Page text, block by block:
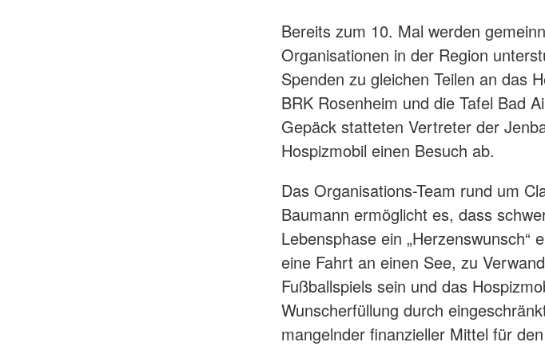
Bereits zum 10. Mal werden
Organisationen in der Region
Spenden zu gleichen Teilen an das
BRK Rosenheim und die Tafel Bad
Gepäck statteten Vertreter der
Hospizmobil einen Besuch ab.
Das Organisations-Team rund um
Baumann ermöglicht es, dass
Lebensphase ein „Herzenswunsch“
eine Fahrt an einen See, zu
Fußballspiels sein und das
Wunscherfüllung durch
mangelnder finanzieller Mittel für